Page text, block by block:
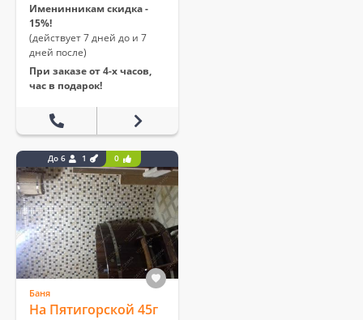
Именинникам скидка -
15%!
(действует 7 дней до и 7
дней после)
При заказе от 4-х часов,
час в подарок!
До 6 1 0
Баня
На Пятигорской 45г